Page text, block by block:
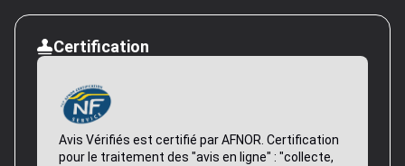
Certification
Avis Vérifiés est certifié par AFNOR. Certification
pour le traitement des "avis en ligne" : "collecte,